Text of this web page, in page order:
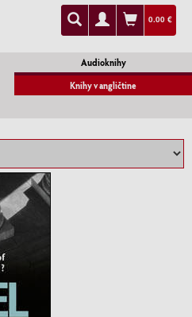
0.00 €
Audioknihy
Knihy v angličtine